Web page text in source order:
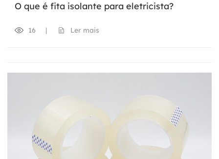
O que é fita isolante para eletricista?
16 | Ler mais